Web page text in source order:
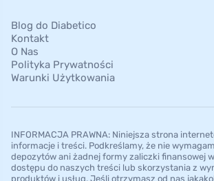
Blog do Diabetico
Kontakt
O Nas
Polityka Prywatności
Warunki Użytkowania
INFORMACJA PRAWNA: Niniejsza strona
informacje i treści. Podkreślamy, że nie
depozytów ani żadnej formy zaliczki finansowej
dostępu do naszych treści lub skorzystania z
produktów i usług. Jeśli otrzymasz od nas